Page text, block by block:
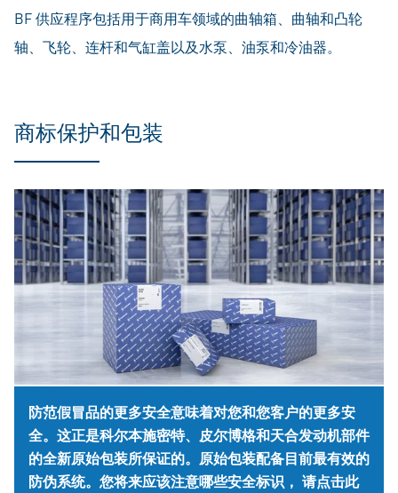
BF 供应程序包括用于商用车领域的曲轴箱、曲轴和凸轮
轴、飞轮、连杆和气缸盖以及水泵、油泵和冷油器。
商标保护和包装
防范假冒品的更多安全意味着对您和您客户的更多安
全。这正是科尔本施密特、皮尔博格和天合发动机部件
的全新原始包装所保证的。原始包装配备目前最有效的
防伪系统。您将来应该注意哪些安全标识， 请点击此